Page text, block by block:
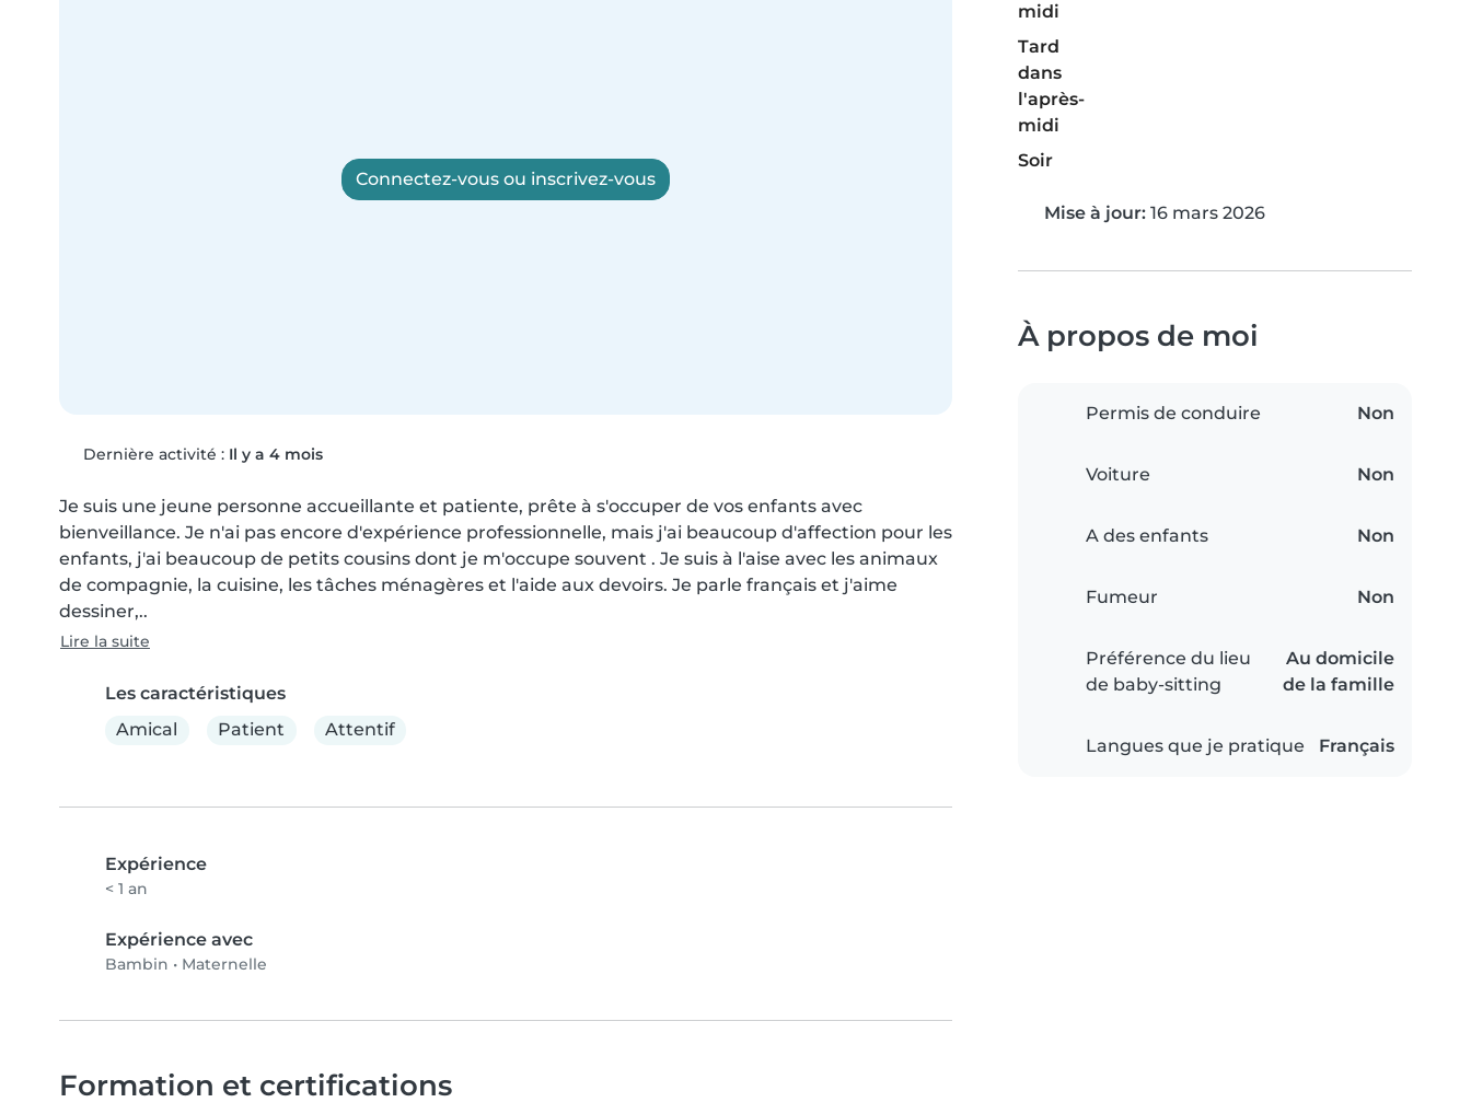
Connectez-vous ou inscrivez-vous
Dernière activité : Il y a 4 mois
Je suis une jeune personne accueillante et patiente, prête à s'occuper de vos enfants avec
bienveillance. Je n'ai pas encore d'expérience professionnelle, mais j'ai beaucoup d'affection pour les
enfants, j'ai beaucoup de petits cousins dont je m'occupe souvent . Je suis à l'aise avec les animaux
de compagnie, la cuisine, les tâches ménagères et l'aide aux devoirs. Je parle français et j'aime
dessiner,..
Lire la suite
Les caractéristiques
Amical
Patient Attentif
Expérience
< 1 an
Expérience avec
Bambin • Maternelle
midi
Tard
dans
l'après-
midi
Soir
Mise à jour: 16 mars 2026
À propos de moi
Permis de conduire Non
Voiture Non
A des enfants Non
Fumeur Non
Préférence du lieu
de baby-sitting
Au domicile
de la famille
Langues que je pratique Français
Formation et certifications